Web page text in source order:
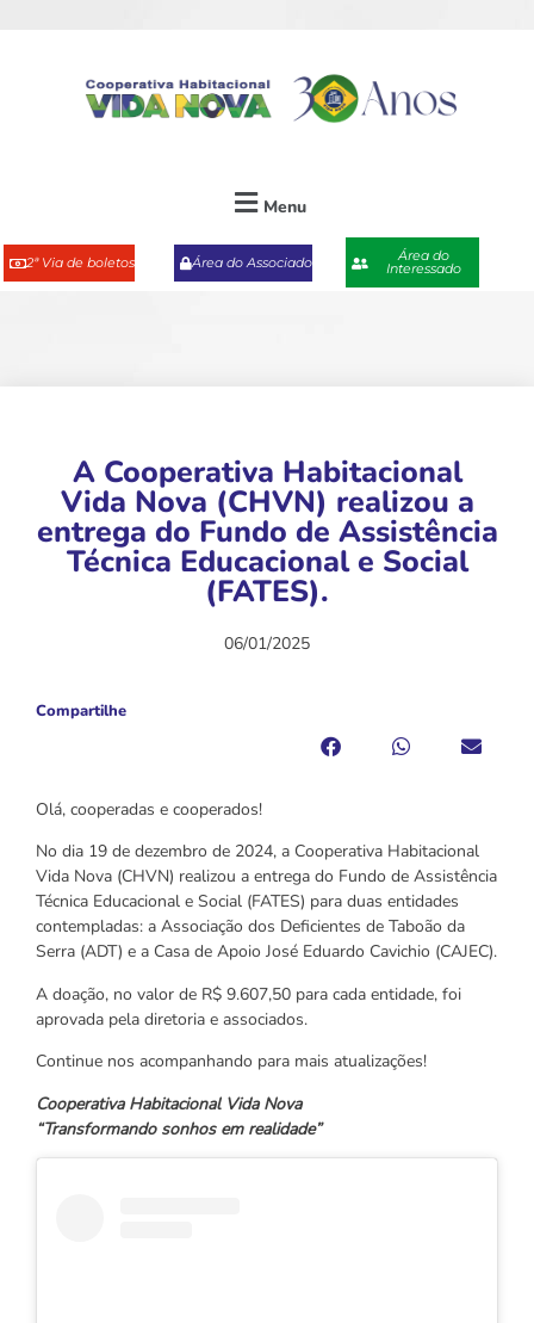
Menu
2ª Via de boletos Área do Associado Área do
Interessado
A Cooperativa Habitacional
Vida Nova (CHVN) realizou a
entrega do Fundo de Assistência
Técnica Educacional e Social
(FATES).
06/01/2025
Compartilhe
Olá, cooperadas e cooperados!
No dia 19 de dezembro de 2024, a Cooperativa Habitacional
Vida Nova (CHVN) realizou a entrega do Fundo de Assistência
Técnica Educacional e Social (FATES) para duas entidades
contempladas: a Associação dos Deficientes de Taboão da
Serra (ADT) e a Casa de Apoio José Eduardo Cavichio (CAJEC).
A doação, no valor de R$ 9.607,50 para cada entidade, foi
aprovada pela diretoria e associados.
Continue nos acompanhando para mais atualizações!
Cooperativa Habitacional Vida Nova
“Transformando sonhos em realidade”